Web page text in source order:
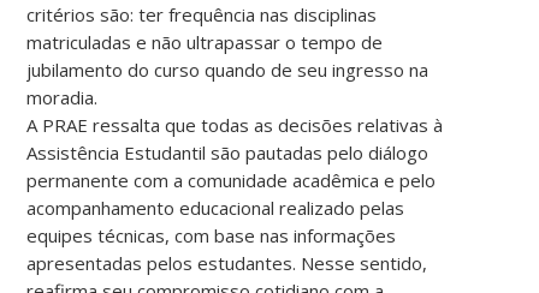
critérios são: ter frequência nas disciplinas
matriculadas e não ultrapassar o tempo de
jubilamento do curso quando de seu ingresso na
moradia.
A PRAE ressalta que todas as decisões relativas à
Assistência Estudantil são pautadas pelo diálogo
permanente com a comunidade acadêmica e pelo
acompanhamento educacional realizado pelas
equipes técnicas, com base nas informações
apresentadas pelos estudantes. Nesse sentido,